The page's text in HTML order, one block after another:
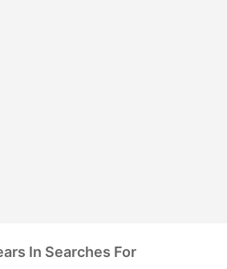
In Searches For